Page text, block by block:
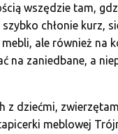
wszędzie tam,
chłonie kurz,
ale również
na zaniedbane, a
z dziećmi,
meblowej